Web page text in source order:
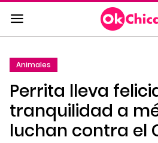
Saltar
al
contenido
a
la
navegación
principal
Animales
Perrita lleva
tranquilidad a
luchan contra el